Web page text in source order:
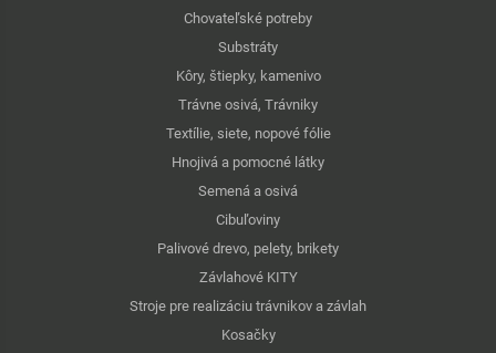
Chovateľské potreby
Substráty
Kôry, štiepky, kamenivo
Trávne osivá, Trávniky
Textílie, siete, nopové fólie
Hnojivá a pomocné látky
Semená a osivá
Cibuľoviny
Palivové drevo, pelety, brikety
Závlahové KITY
Stroje pre realizáciu trávnikov a závlah
Kosačky